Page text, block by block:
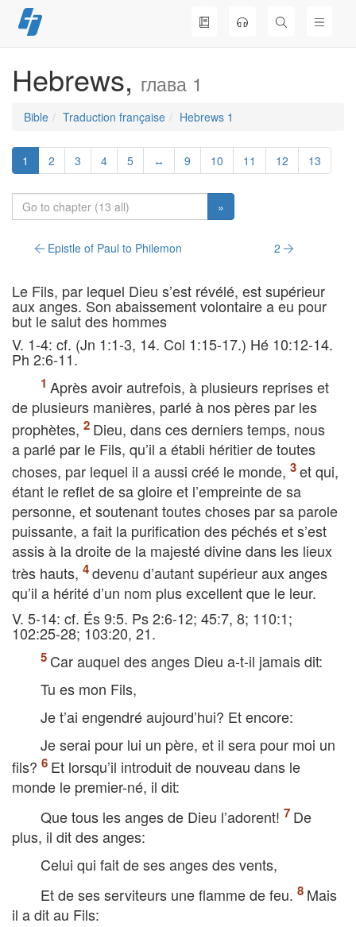
Skip
to
Hebrews, глава 1
Bible Traduction française Hebrews 1
1 2 3 4 5 ↔ 9 10 11 12 13
»
Epistle of Paul to Philemon 2
Le Fils, par lequel Dieu s’est révélé, est supérieur
aux anges. Son abaissement volontaire a eu pour
but le salut des hommes
V. 1-4: cf. (Jn 1:1-3, 14. Col 1:15-17.) Hé 10:12-14.
Ph 2:6-11.
Après avoir autrefois, à plusieurs reprises et
de plusieurs manières, parlé à nos pères par les
prophètes,
Dieu, dans ces derniers temps, nous
a parlé par le Fils, qu’il a établi héritier de toutes
choses, par lequel il a aussi créé le monde,
et qui,
étant le reflet de sa gloire et l’empreinte de sa
personne, et soutenant toutes choses par sa parole
puissante, a fait la purification des péchés et s’est
assis à la droite de la majesté divine dans les lieux
très hauts,
devenu d’autant supérieur aux anges
qu’il a hérité d’un nom plus excellent que le leur.
V. 5-14: cf. És 9:5. Ps 2:6-12; 45:7, 8; 110:1;
102:25-28; 103:20, 21.
Car auquel des anges Dieu a-t-il jamais dit:
Tu es mon Fils,
Je t’ai engendré aujourd’hui? Et encore:
Je serai pour lui un père, et il sera pour moi un
fils?
Et lorsqu’il introduit de nouveau dans le
monde le premier-né, il dit:
Que tous les anges de Dieu l’adorent!
De
plus, il dit des anges:
Celui qui fait de ses anges des vents,
Et de ses serviteurs une flamme de feu.
Mais
il a dit au Fils: